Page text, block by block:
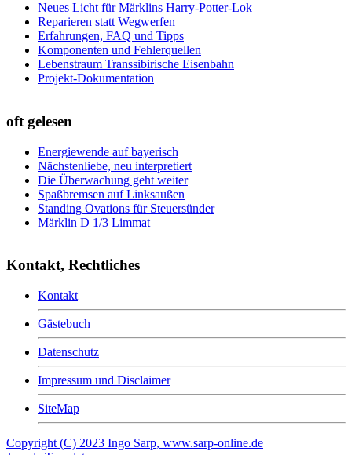
Neues Licht für Märklins Harry-Potter-Lok
Reparieren statt Wegwerfen
Erfahrungen, FAQ und Tipps
Komponenten und Fehlerquellen
Lebenstraum Transsibirische Eisenbahn
Projekt-Dokumentation
oft gelesen
Energiewende auf bayerisch
Nächstenliebe, neu interpretiert
Die Überwachung geht weiter
Spaßbremsen auf Linksaußen
Standing Ovations für Steuersünder
Märklin D 1/3 Limmat
Kontakt, Rechtliches
Kontakt
Gästebuch
Datenschutz
Impressum und Disclaimer
SiteMap
Copyright (C) 2023 Ingo Sarp, www.sarp-online.de